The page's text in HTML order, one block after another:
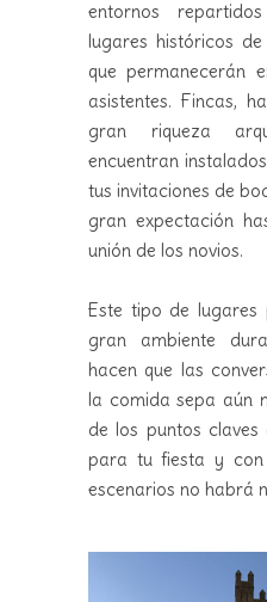
entornos
lugares históricos
que permanecerán
asistentes. Fincas,
gran riqueza
encuentran
tus invitaciones de
gran expectación
unión de los novios.
Este tipo de
gran ambiente
hacen que las
la comida sepa aún
de los puntos
para tu fiesta y con
escenarios no habrá